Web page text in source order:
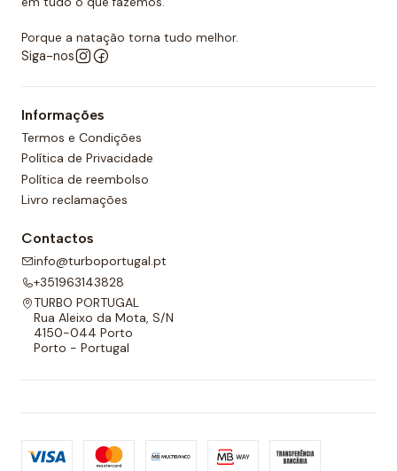
Porque a natação torna tudo melhor.
Siga-nos
Informações
Termos e Condições
Política de Privacidade
Política de reembolso
Livro reclamações
Contactos
info@turboportugal.pt
+351963143828
TURBO PORTUGAL
Rua Aleixo da Mota, S/N
4150-044 Porto
Porto - Portugal